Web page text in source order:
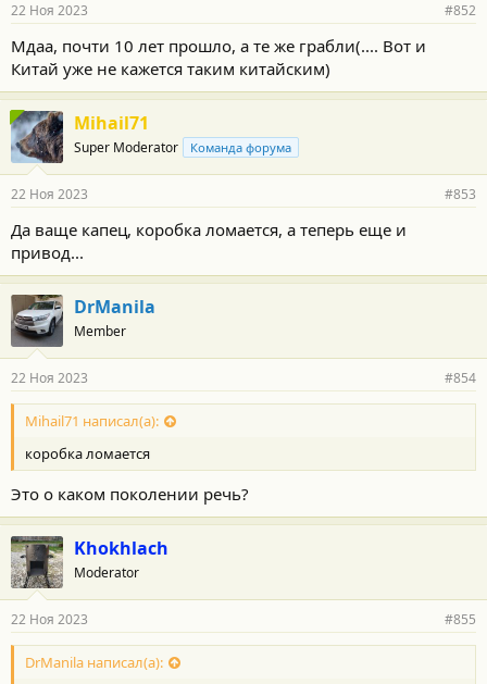
22 Ноя 2023 #852
Мдаа, почти 10 лет прошло, а те же грабли(.... Вот и
Китай уже не кажется таким китайским)
Mihail71
Super Moderator Команда форума
22 Ноя 2023 #853
Да ваще капец, коробка ломается, а теперь еще и
привод...
DrManila
Member
22 Ноя 2023 #854
Mihail71 написал(а):
коробка ломается
Это о каком поколении речь?
Khokhlach
Moderator
22 Ноя 2023 #855
DrManila написал(а):